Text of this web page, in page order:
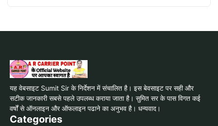
यह वेबसाइट Sumit Sir के निर्देशन में संचालित है। इस बेवसाइट पर सही और
सटीक जानकारी सबसे पहले उपलब्ध कराया जाता है। सुमित सर के पास विगत कई
वर्षों से ऑनलाइन और ऑफलाइन पढाने का अनुभव है। धन्यवाद।
Categories